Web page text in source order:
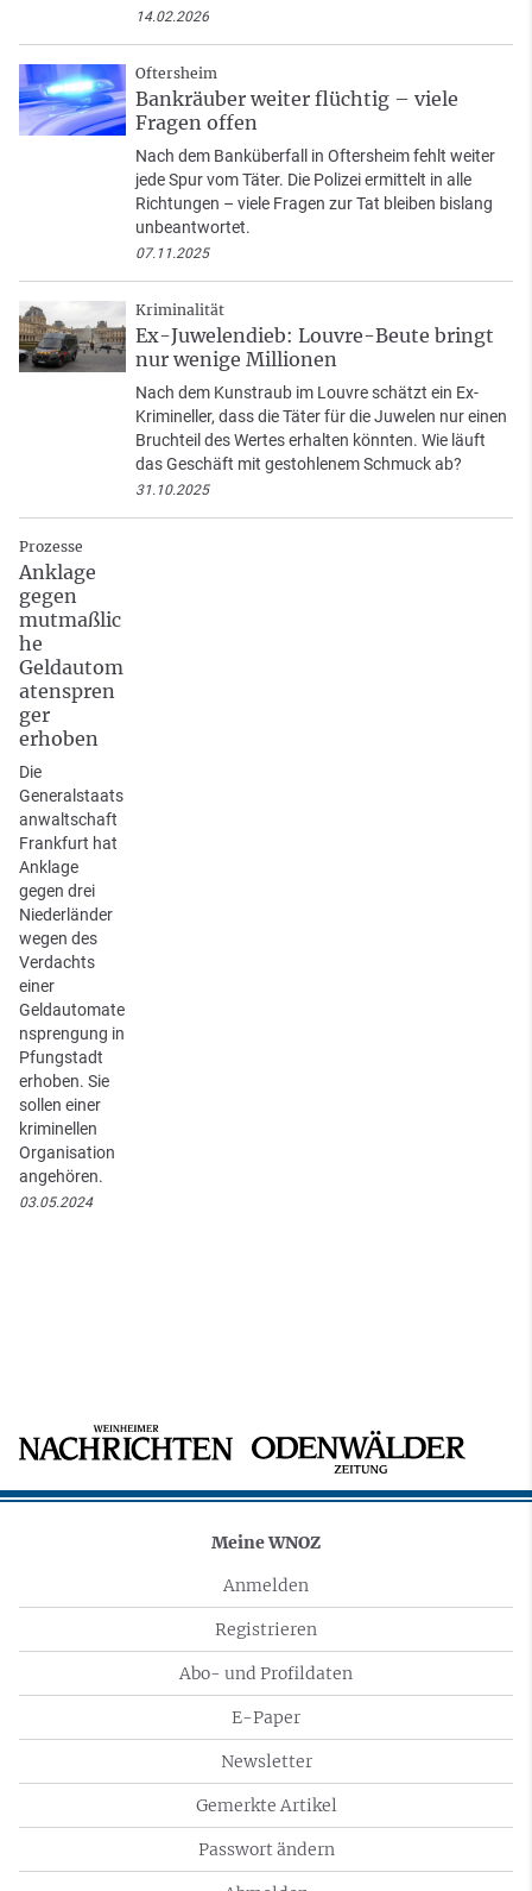
14.02.2026
Oftersheim
Bankräuber weiter flüchtig – viele
Fragen offen
Nach dem Banküberfall in Oftersheim fehlt weiter
jede Spur vom Täter. Die Polizei ermittelt in alle
Richtungen – viele Fragen zur Tat bleiben bislang
unbeantwortet.
07.11.2025
Kriminalität
Ex-Juwelendieb: Louvre-Beute bringt
nur wenige Millionen
Nach dem Kunstraub im Louvre schätzt ein Ex-
Krimineller, dass die Täter für die Juwelen nur einen
Bruchteil des Wertes erhalten könnten. Wie läuft
das Geschäft mit gestohlenem Schmuck ab?
31.10.2025
Prozesse
Anklage
gegen
mutmaßlic
he
Geldautom
atenspren
ger
erhoben
Die
Generalstaats
anwaltschaft
Frankfurt hat
Anklage
gegen drei
Niederländer
wegen des
Verdachts
einer
Geldautomate
nsprengung in
Pfungstadt
erhoben. Sie
sollen einer
kriminellen
Organisation
angehören.
03.05.2024
Meine WNOZ
Anmelden
Registrieren
Abo- und Profildaten
E-Paper
Newsletter
Gemerkte Artikel
Passwort ändern